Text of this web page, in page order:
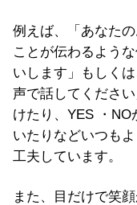
例えば、「あなた
ことが伝わるよう
いします」もしく
声で話してくださ
けたり、YES ・
いたりなどいつも
工夫しています。
また、目だけで笑